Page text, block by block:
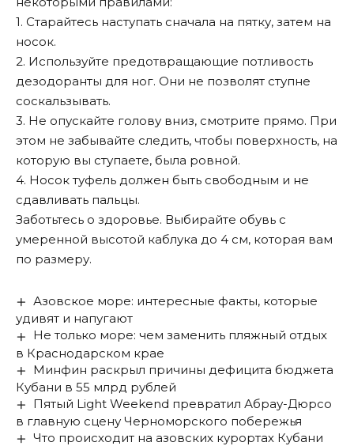
1. Старайтесь наступать сначала на пятку, затем на
носок.
2. Используйте предотвращающие потливость
дезодоранты для ног. Они не позволят ступне
соскальзывать.
3. Не опускайте голову вниз, смотрите прямо. При
этом не забывайте следить, чтобы поверхность, на
которую вы ступаете, была ровной.
4. Носок туфель должен быть свободным и не
сдавливать пальцы.
Заботьтесь о здоровье. Выбирайте обувь с
умеренной высотой каблука до 4 см, которая вам
по размеру.
Азовское море: интересные факты, которые
удивят и напугают
Не только море: чем заменить пляжный отдых
в Краснодарском крае
Минфин раскрыл причины дефицита бюджета
Кубани в 55 млрд рублей
Пятый Light Weekend превратил Абрау-Дюрсо
в главную сцену Черноморского побережья
Что происходит на азовских курортах Кубани